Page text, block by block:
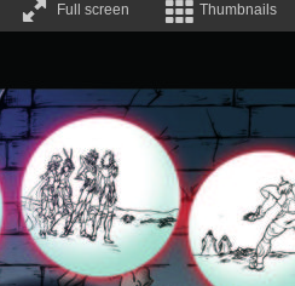
Full screen Thumbnails